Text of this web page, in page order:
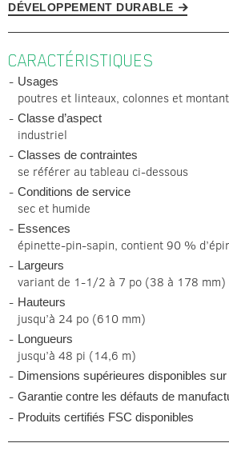
DÉVELOPPEMENT DURABLE
CARACTÉRISTIQUES
Usages
poutres et linteaux, colonnes et
Classe d’aspect
industriel
Classes de contraintes
se référer au tableau ci-dessous
Conditions de service
sec et humide
Essences
épinette-pin-sapin, contient 90 %
Largeurs
variant de 1-1/2 à 7 po (38 à 178 mm)
Hauteurs
jusqu’à 24 po (610 mm)
Longueurs
jusqu’à 48 pi (14,6 m)
Dimensions supérieures disponibles
Garantie contre les défauts de
Produits certifiés FSC disponibles